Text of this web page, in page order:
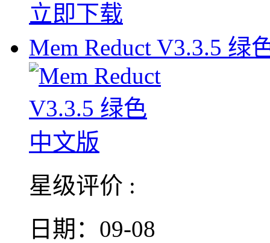
立即下载
Mem Reduct V3.3.5 绿
星级评价 :
日期：09-08